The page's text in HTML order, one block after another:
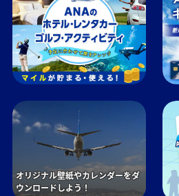
オリジナル壁紙やカレンダーをダ
ウンロードしよう！